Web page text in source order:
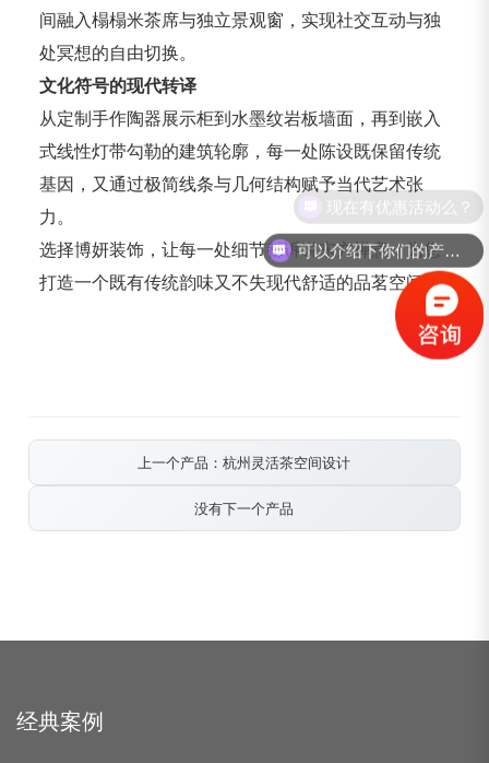
间融入榻榻米茶席与独立景观窗，实现社交互动与独
处冥想的自由切换。
文化符号的现代转译
从定制手作陶器展示柜到水墨纹岩板墙面，再到嵌入
式线性灯带勾勒的建筑轮廓，每一处陈设既保留传统
基因，又通过极简线条与几何结构赋予当代艺术张
力。
选择博妍装饰，让每一处细节都诉说东方禅意，为您
打造一个既有传统韵味又不失现代舒适的品茗空间！
上一个产品：杭州灵活茶空间设计
没有下一个产品
经典案例
可以介绍下你们的产品么？
现在有优惠活动么？